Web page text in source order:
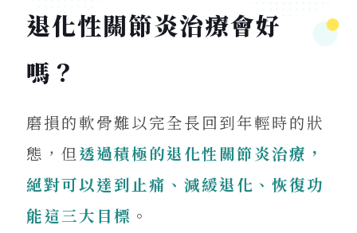
退化性關節炎治療會好
嗎？
磨損的軟骨難以完全長回到年輕時的狀
態，但透過積極的退化性關節炎治療，
絕對可以達到止痛、減緩退化、恢復功
能這三大目標 。